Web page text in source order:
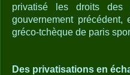
privatisé les droits des
gouvernement
gréco-tchèque de paris
Des privatisations en